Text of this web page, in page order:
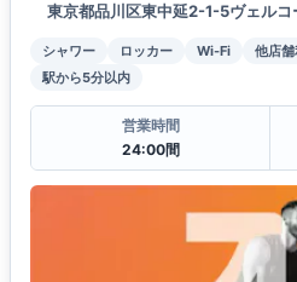
東京都品川区東中延2-1-5ヴェルコ
シャワー ロッカー Wi-Fi 他店舗
駅から5分以内
営業時間
24:00間